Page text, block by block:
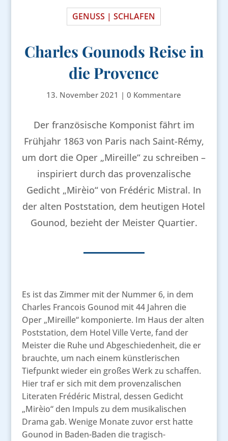
GENUSS | SCHLAFEN
Charles Gounods Reise in
die Provence
13. November 2021 |0 Kommentare
Der französische Komponist fährt im
Frühjahr 1863 von Paris nach Saint-Rémy,
um dort die Oper „Mireille“ zu schreiben –
inspiriert durch das provenzalische
Gedicht „Mirèio“ von Frédéric Mistral. In
der alten Poststation, dem heutigen Hotel
Gounod, bezieht der Meister Quartier.
Es ist das Zimmer mit der Nummer 6, in dem
Charles Francois Gounod mit 44 Jahren die
Oper „Mireille“ komponierte. Im Haus der alten
Poststation, dem Hotel Ville Verte, fand der
Meister die Ruhe und Abgeschiedenheit, die er
brauchte, um nach einem künstlerischen
Tiefpunkt wieder ein großes Werk zu schaffen.
Hier traf er sich mit dem provenzalischen
Literaten Frédéric Mistral, dessen Gedicht
„Mirèio“ den Impuls zu dem musikalischen
Drama gab. Wenige Monate zuvor erst hatte
Gounod in Baden-Baden die tragisch-